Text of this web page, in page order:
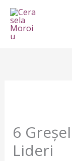
Skip
content
6
Lideri